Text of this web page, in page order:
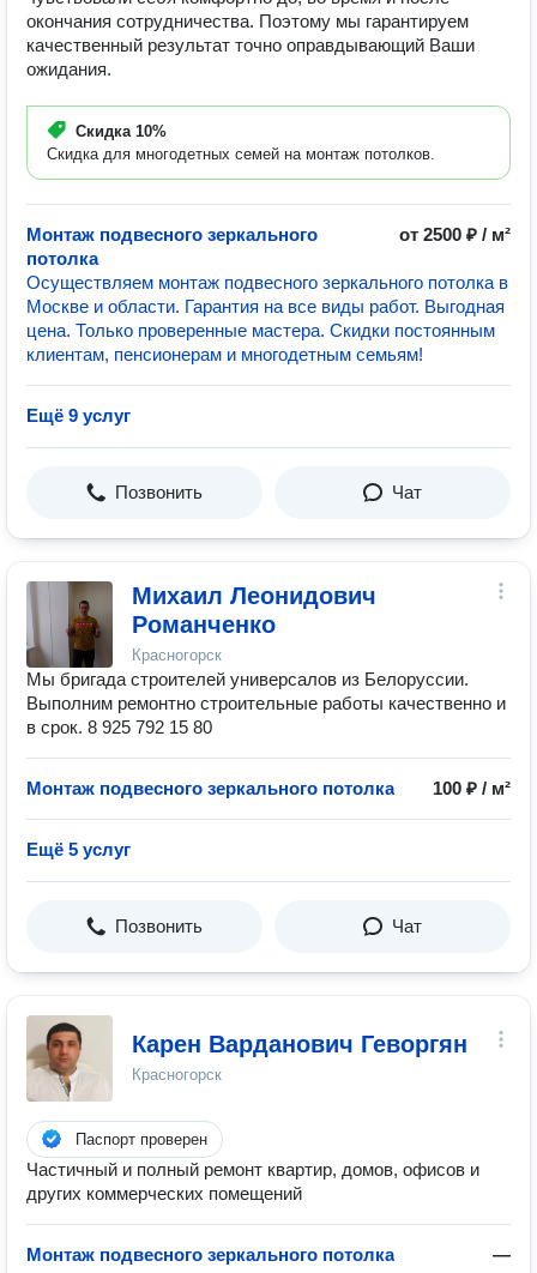
окончания сотрудничества. Поэтому мы гарантируем
качественный результат точно оправдывающий Ваши
ожидания.
Скидка 10%
Скидка для многодетных семей на монтаж потолков.
Монтаж подвесного зеркального
потолка
от 2500 ₽ / м²
Осуществляем монтаж подвесного зеркального потолка в
Москве и области. Гарантия на все виды работ. Выгодная
цена. Только проверенные мастера. Скидки постоянным
клиентам, пенсионерам и многодетным семьям!
Ещё 9 услуг
Позвонить Чат
Михаил Леонидович
Романченко
Красногорск
Мы бригада строителей универсалов из Белоруссии.
Выполним ремонтно строительные работы качественно и
в срок. 8 925 792 15 80
Монтаж подвесного зеркального потолка 100 ₽ / м²
Ещё 5 услуг
Позвонить Чат
Карен Варданович Геворгян
Красногорск
Паспорт проверен
Частичный и полный ремонт квартир, домов, офисов и
других коммерческих помещений
Монтаж подвесного зеркального потолка —